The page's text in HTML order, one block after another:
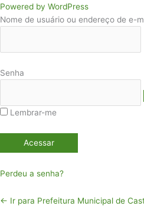
Acessar
Powered by WordPress
Nome de usuário ou endereço de e-
Senha
Lembrar-me
Perdeu a senha?
← Ir para Prefeitura Municipal de
Idioma